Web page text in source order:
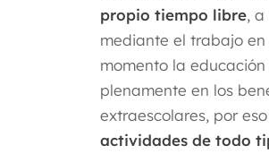
propio tiempo libre, a
mediante el trabajo
momento la
plenamente en los
extraescolares, por
actividades de todo